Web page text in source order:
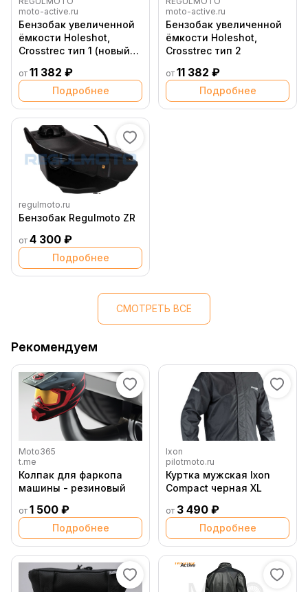
moto-active.ru
Бензобак увеличенной
ёмкости Holeshot,
Crosstrec тип 1 (новый
от 11 382 ₽
Подробнее
moto-active.ru
Бензобак увеличенной
ёмкости Holeshot,
Crosstrec тип 2
от 11 382 ₽
Подробнее
regulmoto.ru
Бензобак Regulmoto ZR
от 4 300 ₽
Подробнее
СМОТРЕТЬ ВСЕ
Рекомендуем
Moto365
t.me
Колпак для фаркопа
машины - резиновый
от 1 500 ₽
Подробнее
Ixon
pilotmoto.ru
Куртка мужская Ixon
Compact черная XL
от 3 490 ₽
Подробнее